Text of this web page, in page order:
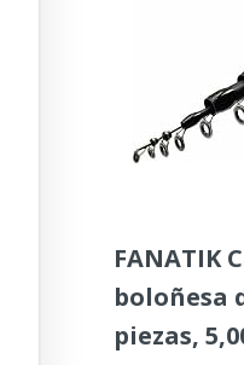
FANATIK
boloñesa
piezas,